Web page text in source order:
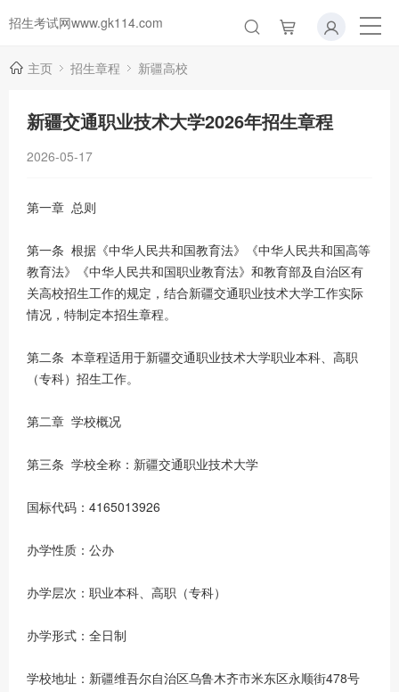
招生考试网www.gk114.com
主页 招生章程 新疆高校
新疆交通职业技术大学2026年招生章程
2026-05-17
第一章 总则
第一条 根据《中华人民共和国教育法》《中华人民共和国高等
教育法》《中华人民共和国职业教育法》和教育部及自治区有
关高校招生工作的规定，结合新疆交通职业技术大学工作实际
情况，特制定本招生章程。
第二条 本章程适用于新疆交通职业技术大学职业本科、高职
（专科）招生工作。
第二章 学校概况
第三条 学校全称：新疆交通职业技术大学
国标代码：4165013926
办学性质：公办
办学层次：职业本科、高职（专科）
办学形式：全日制
学校地址：新疆维吾尔自治区乌鲁木齐市米东区永顺街478号